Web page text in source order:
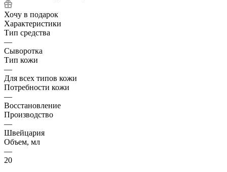
Хочу в подарок
Характеристики
Тип средства
—
Сыворотка
Тип кожи
—
Для всех типов кожи
Потребности кожи
—
Восстановление
Производство
—
Швейцария
Объем, мл
—
20